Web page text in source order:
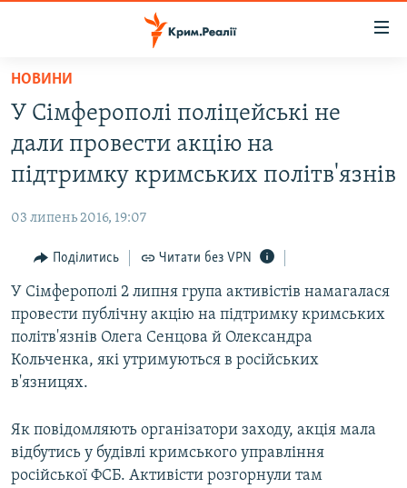
Перейти
основного
матеріалу
Перейти
до
основної
Перейти
пошуку
НОВИНИ
ВОДА.КРИМ
ВІДЕО ТА ФОТО
БЛОГИ
ПОГЛЯД
ІНТЕРВ'Ю
ВСЕ ЗА ДЕНЬ
СПЕЦПРОЕКТИ
ДЕПОРТАЦІЯ
ВІДЕОУРОКИ «ELIFBE»
СВІДЧЕННЯ ОКУПАЦІЇ
ЯК ОБІЙТИ БЛОКУВАННЯ
Русский
Qırımtatar
НОВИНИ
У Сімферополі поліцейські не
дали провести акцію на
підтримку кримських політв'язнів
03 липень 2016, 19:07
Поділитись Читати без VPN
У Сімферополі 2 липня група активістів намагалася
провести публічну акцію на підтримку кримських
політв'язнів Олега Сенцова й Олександра
Кольченка, які утримуються в російських
в'язницях.
Як повідомляють організатори заходу, акція мала
відбутись у будівлі кримського управління
російської ФСБ. Активісти розгорнули там